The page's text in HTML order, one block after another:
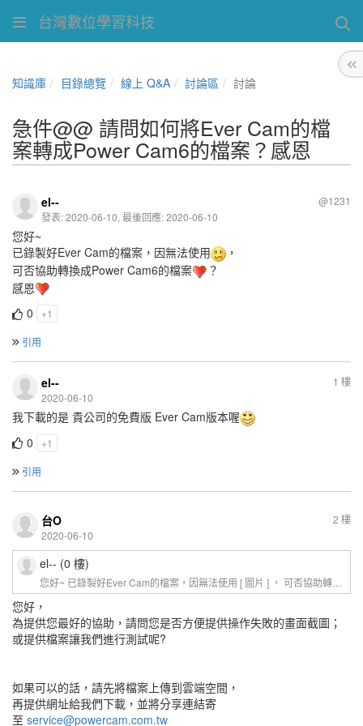
台灣數位學習科技
知識庫 目錄總覽 線上 Q&A 討論區 討論
急件@@ 請問如何將Ever Cam的檔
案轉成Power Cam6的檔案？感恩
@1231
el--
發表: 2020-06-10, 最後回應: 2020-06-10
您好~
已錄製好Ever Cam的檔案，因無法使用
，
可否協助轉換成Power Cam6的檔案
？
感恩
0
+1
引用
1 樓
el--
2020-06-10
我下載的是 貴公司的免費版 Ever Cam版本喔
0
+1
引用
2 樓
台O
2020-06-10
el-- (0 樓)
您好，
為提供您最好的協助，請問您是否方便提供操作失敗的畫面截圖；
或提供檔案讓我們進行測試呢?
如果可以的話，請先將檔案上傳到雲端空間，
再提供網址給我們下載，並將分享連結寄
至 service@powercam.com.tw